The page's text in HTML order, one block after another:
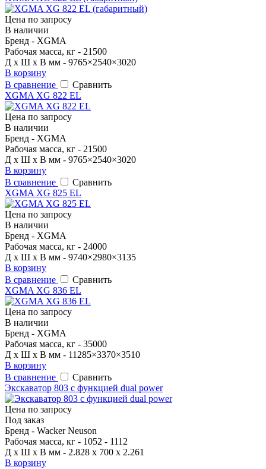
Цена по запросу
В наличии
Бренд - XGMA
Рабочая масса, кг - 21500
Д x Ш x В мм - 9765×2540×3020
В корзину
В сравнение
Сравнить
XGMA XG 822 EL
Цена по запросу
В наличии
Бренд - XGMA
Рабочая масса, кг - 21500
Д x Ш x В мм - 9765×2540×3020
В корзину
В сравнение
Сравнить
XGMA XG 825 EL
Цена по запросу
В наличии
Бренд - XGMA
Рабочая масса, кг - 24000
Д x Ш x В мм - 9740×2980×3135
В корзину
В сравнение
Сравнить
XGMA XG 836 EL
Цена по запросу
В наличии
Бренд - XGMA
Рабочая масса, кг - 35000
Д x Ш x В мм - 11285×3370×3510
В корзину
В сравнение
Сравнить
Экскаватор 803 с функцией dual power
Цена по запросу
Под заказ
Бренд - Wacker Neuson
Рабочая масса, кг - 1052 - 1112
Д x Ш x В мм - 2.828 x 700 x 2.261
В корзину